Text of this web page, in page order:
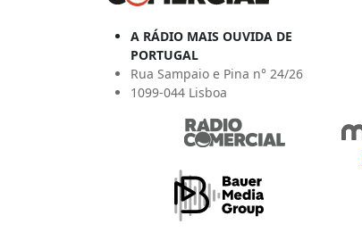
A RÁDIO MAIS OUVIDA DE
PORTUGAL
Rua Sampaio e Pina n° 24/26
1099-044 Lisboa